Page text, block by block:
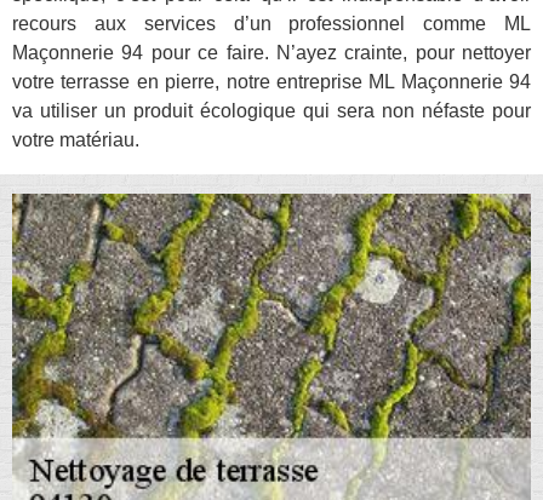
recours aux services d’un professionnel comme ML
Maçonnerie 94 pour ce faire. N’ayez crainte, pour nettoyer
votre terrasse en pierre, notre entreprise ML Maçonnerie 94
va utiliser un produit écologique qui sera non néfaste pour
votre matériau.